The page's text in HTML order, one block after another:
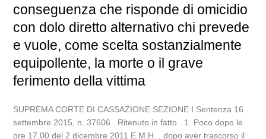
conseguenza che risponde di omicidio
con dolo diretto alternativo chi prevede
e vuole, come scelta sostanzialmente
equipollente, la morte o il grave
ferimento della vittima
SUPREMA CORTE DI CASSAZIONE SEZIONE I Sentenza 16
settembre 2015, n. 37606 Ritenuto in fatto 1. Poco dopo le
ore 17,00 del 2 dicembre 2011 E.M.H. , dopo aver trascorso il